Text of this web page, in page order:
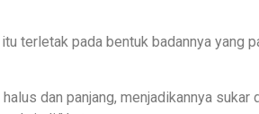
terletak pada bentuk badannya yang
dan panjang, menjadikannya sukar